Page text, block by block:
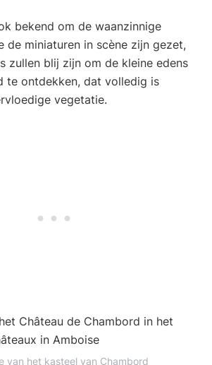
bekend om de waanzinnige
de miniaturen in scène zijn gezet,
zullen blij zijn om de kleine edens
te ontdekken, dat volledig is
vegetatie.
van het kasteel van Chambord